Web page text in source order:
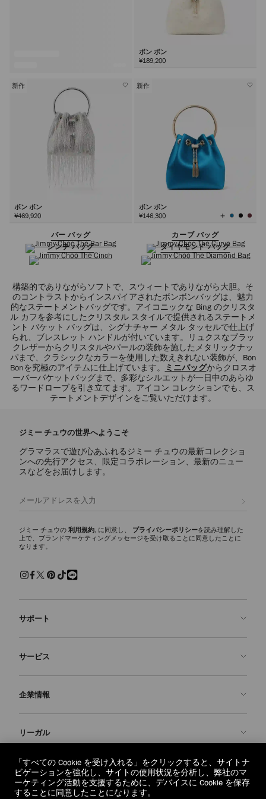
ボン ボン
¥189,200
新作
ボン ボン
¥469,920
新作
ボン ボン
¥146,300
全
て
を
見
る
バー バッグ
カーブ バッグ
シンチ バッグ
ダイヤモンド バッグ
構築的でありながらソフトで、スウィートでありながら大胆。そ
のコントラストからインスパイアされたボンボンバッグは、魅力
的なステートメントバッグです。アイコニックな Bing のクリスタ
ル カフを参考にしたクリスタル スタイルで提供されるステートメ
ント バケット バッグは、シグナチャー メタル タッセルで仕上げ
られ、ブレスレット ハンドルが付いています。リュクスなブラッ
クレザーからクリスタルやパールの装飾を施したメタリックナッ
パまで、クラシックなカラーを使用した数えきれない装飾が、Bon
Bonを究極のアイテムに仕上げています。
ミニバッグからクロスオ
ーバーバケットバッグまで、多彩なシルエットが一日中のあらゆ
るワードローブを引き立てます。アイコン コレクションでも、ス
テートメントデザインをご覧いただけます。
ジミー チュウの世界へようこそ
グラマラスで遊び心あふれるジミー チュウの最新コレクショ
ンへの先行アクセス、限定コラボレーション、最新のニュー
スなどをお届けします。
ジミー チュウの 利用規約 , に同意し、 プライバシーポリシーを読み理解した
上で、ブランドマーケティングメッセージを受け取ることに同意したことに
なります。
サポート
よくあるご質問
返品を申請
配送
交換・返品
サービス
Made-to-Order
保証
企業情報
ブランドの歴史
JC World
社会への貢献
私たちの責任
リーガル
プライバシーポリシー
利用規約
忘れられる権利
regionselector.country. (€)
「すべての Cookie を受け入れる」をクリックすると、サイトナ
ビゲーションを強化し、サイトの使用状況を分析し、弊社のマ
ーケティング活動を支援するために、デバイスに Cookie を保存
することに同意したことになります。